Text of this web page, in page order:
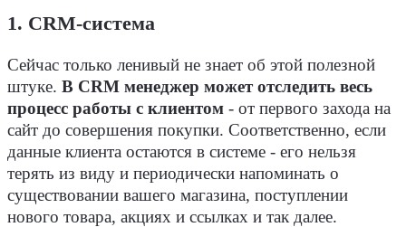
1. CRM-система
Сейчас только ленивый не знает об этой полезной
штуке. В CRM менеджер может отследить весь
процесс работы с клиентом - от первого захода на
сайт до совершения покупки. Соответственно, если
данные клиента остаются в системе - его нельзя
терять из виду и периодически напоминать о
существовании вашего магазина, поступлении
нового товара, акциях и ссылках и так далее.